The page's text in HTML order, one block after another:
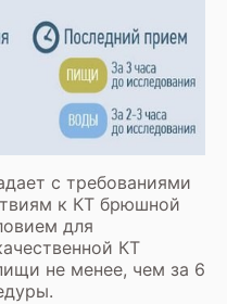
с требованиями
к КТ брюшной
для
КТ
не менее, чем за 6